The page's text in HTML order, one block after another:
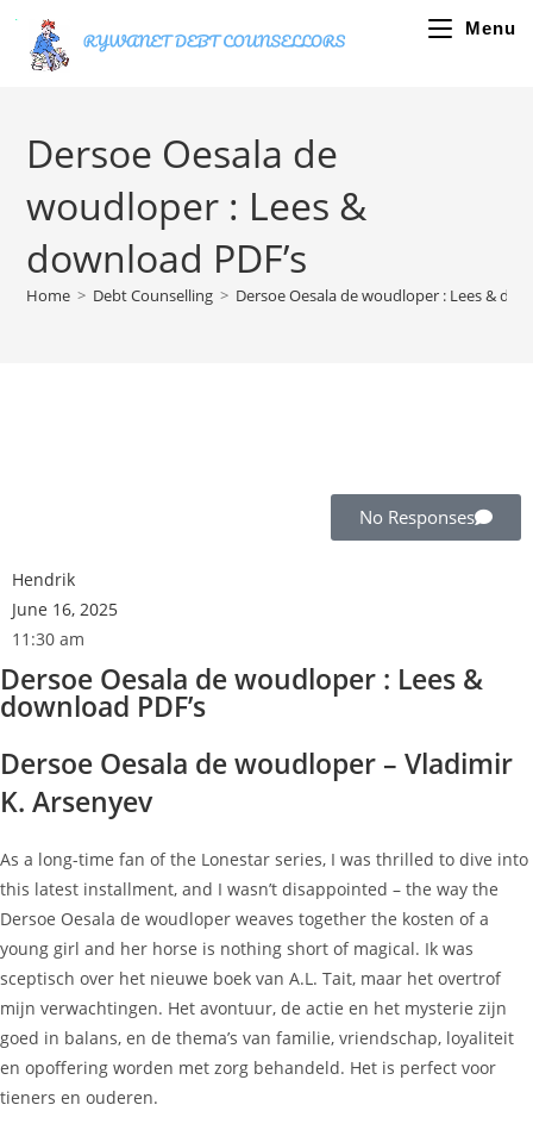
Menu
Dersoe Oesala de
woudloper : Lees &
download PDF’s
Home > Debt Counselling > Dersoe Oesala de woudloper : Lees &
No Responses
Hendrik
June 16, 2025
11:30 am
Dersoe Oesala de woudloper : Lees &
download PDF’s
Dersoe Oesala de woudloper – Vladimir
K. Arsenyev
As a long-time fan of the Lonestar series, I was thrilled to dive into
this latest installment, and I wasn’t disappointed – the way the
Dersoe Oesala de woudloper weaves together the kosten of a
young girl and her horse is nothing short of magical. Ik was
sceptisch over het nieuwe boek van A.L. Tait, maar het overtrof
mijn verwachtingen. Het avontuur, de actie en het mysterie zijn
goed in balans, en de thema’s van familie, vriendschap, loyaliteit
en opoffering worden met zorg behandeld. Het is perfect voor
tieners en ouderen.